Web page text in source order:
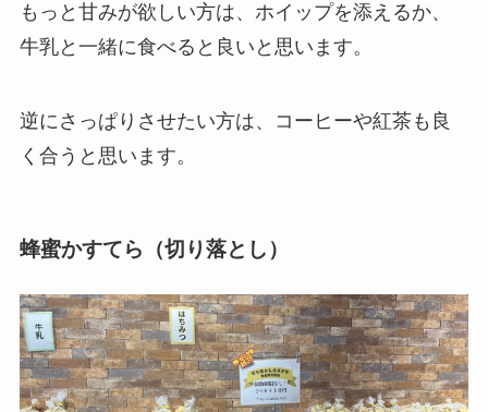
もっと甘みが欲しい方は、ホイップを添えるか、
牛乳と一緒に食べると良いと思います。
逆にさっぱりさせたい方は、コーヒーや紅茶も良
く合うと思います。
蜂蜜かすてら（切り落とし）